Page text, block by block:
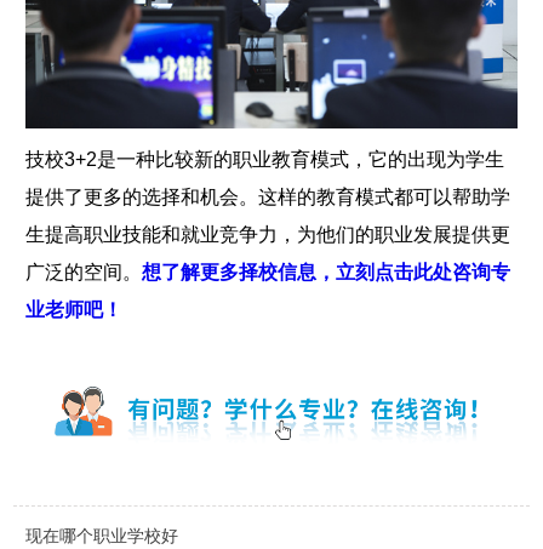
技校3+2是一种比较新的职业教育模式，它的出现为学生
提供了更多的选择和机会。这样的教育模式都可以帮助学
生提高职业技能和就业竞争力，为他们的职业发展提供更
广泛的空间。想了解更多择校信息，立刻点击此处咨询专
业老师吧！
现在哪个职业学校好